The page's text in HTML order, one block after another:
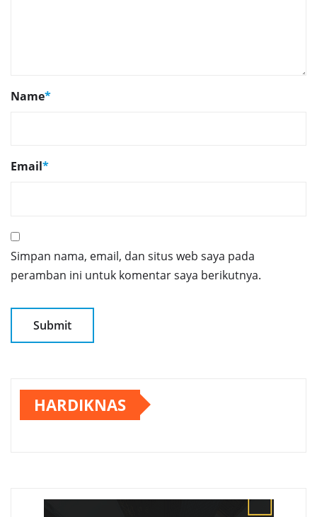
Name*
Email*
Simpan nama, email, dan situs web saya pada
peramban ini untuk komentar saya berikutnya.
HARDIKNAS